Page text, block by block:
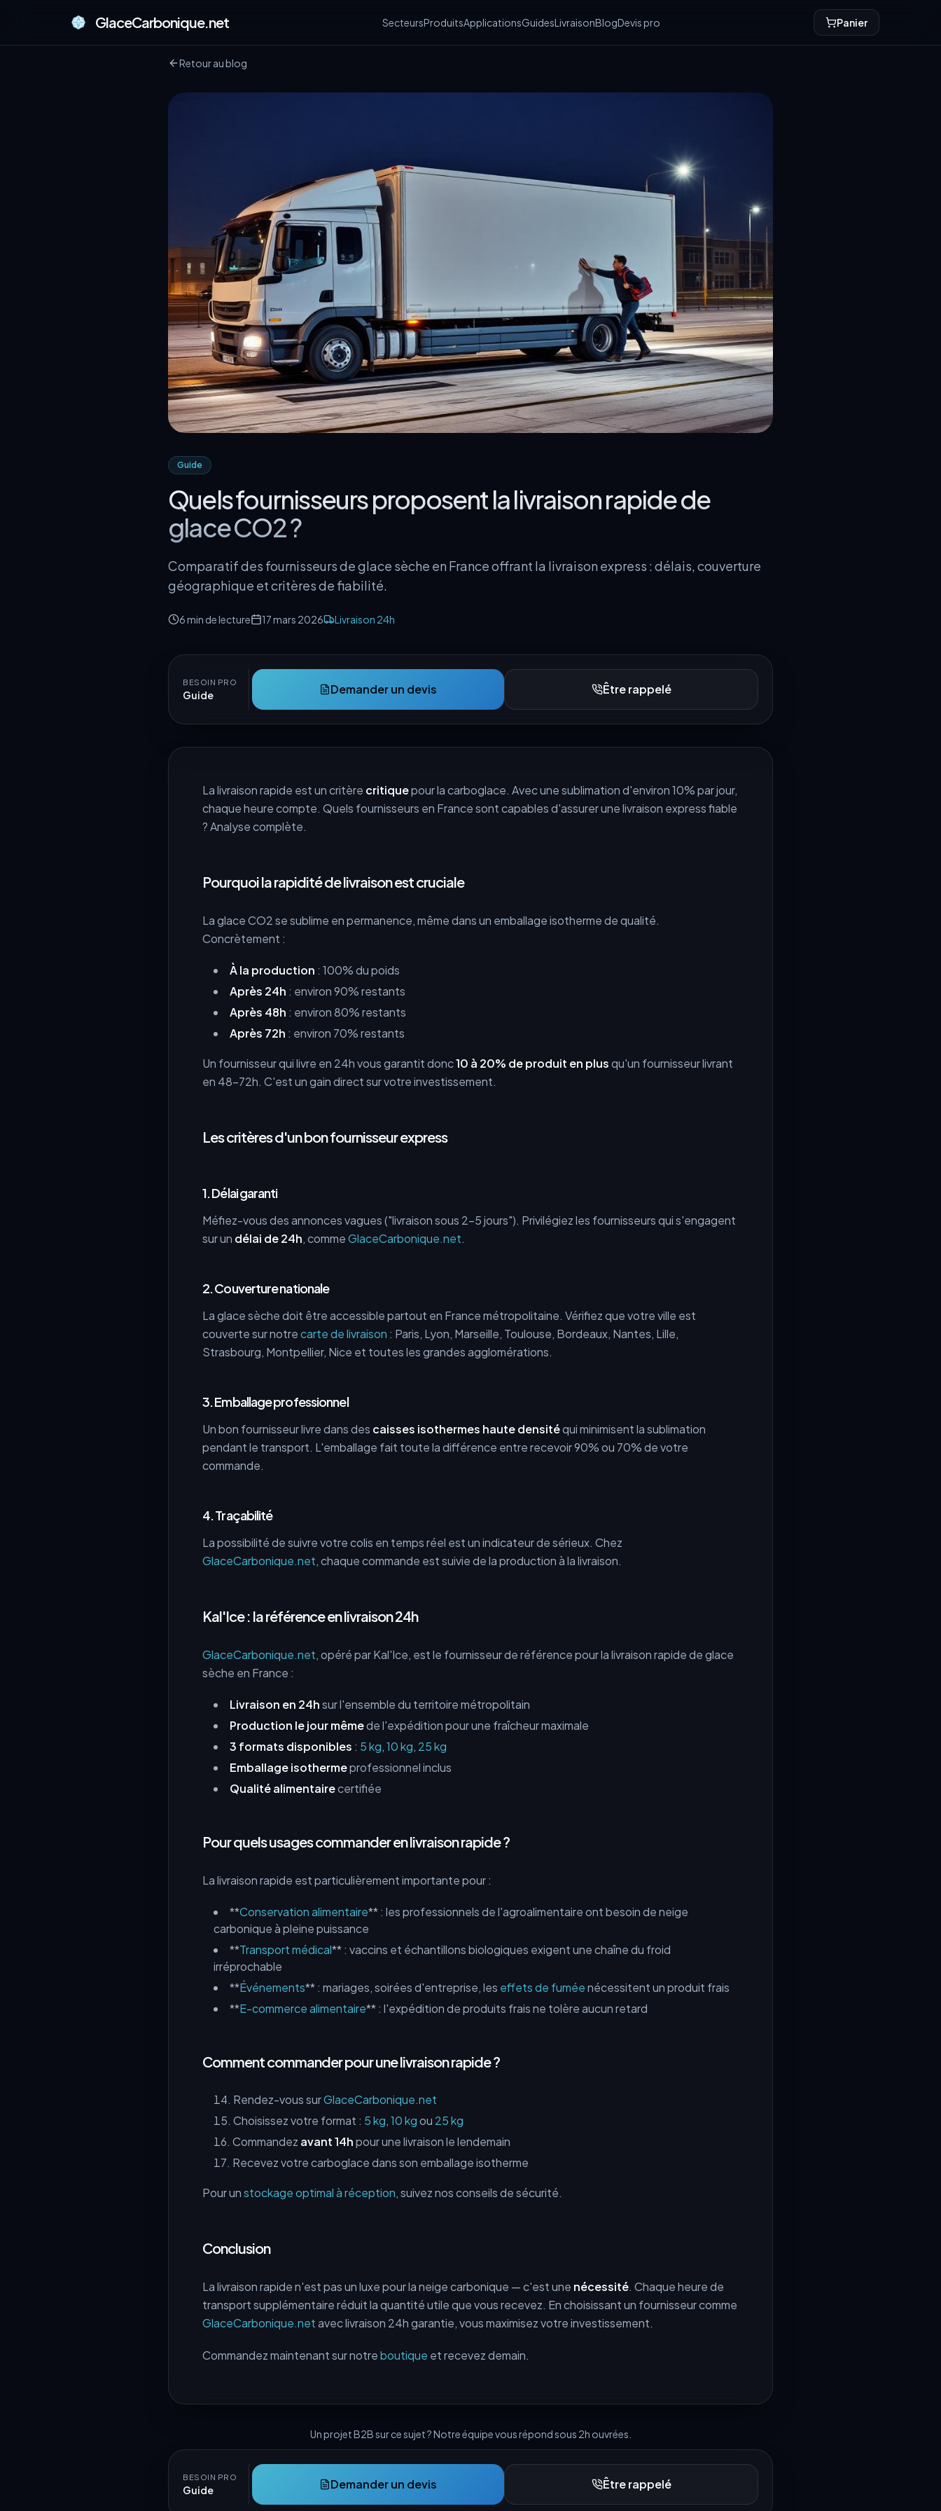
GlaceCarbonique.net SecteursProduitsApplicationsGuidesLivraisonBlogDevis pro Panier
Retour au blog
Guide
Quels fournisseurs proposent la livraison rapide de
glace CO2 ?
Comparatif des fournisseurs de glace sèche en France offrant la livraison express : délais, couverture
géographique et critères de fiabilité.
6 min de lecture 17 mars 2026 Livraison 24h
BESOIN PRO
Guide Demander un devis Être rappelé
La livraison rapide est un critère critiquepour la carboglace. Avec une sublimation d'environ 10% par jour,
chaque heure compte. Quels fournisseurs en France sont capables d'assurer une livraison express fiable
? Analyse complète.
Pourquoi la rapidité de livraison est cruciale
La glace CO2 se sublime en permanence, même dans un emballage isotherme de qualité.
Concrètement :
À la production : 100% du poids
Après 24h : environ 90% restants
Après 48h : environ 80% restants
Après 72h : environ 70% restants
Un fournisseur qui livre en 24h vous garantit donc10 à 20% de produit en plusqu'un fournisseur livrant
en 48-72h. C'est un gain direct sur votre investissement.
Les critères d'un bon fournisseur express
1. Délai garanti
Méfiez-vous des annonces vagues ("livraison sous 2-5 jours"). Privilégiez les fournisseurs qui s'engagent
sur un délai de 24h, commeGlaceCarbonique.net.
2. Couverture nationale
La glace sèche doit être accessible partout en France métropolitaine. Vérifiez que votre ville est
couverte sur notrecarte de livraison : Paris, Lyon, Marseille, Toulouse, Bordeaux, Nantes, Lille,
Strasbourg, Montpellier, Nice et toutes les grandes agglomérations.
3. Emballage professionnel
Un bon fournisseur livre dans des caisses isothermes haute densitéqui minimisent la sublimation
pendant le transport. L'emballage fait toute la différence entre recevoir 90% ou 70% de votre
commande.
4. Traçabilité
La possibilité de suivre votre colis en temps réel est un indicateur de sérieux. Chez
GlaceCarbonique.net, chaque commande est suivie de la production à la livraison.
Kal'Ice : la référence en livraison 24h
GlaceCarbonique.net, opéré par Kal'Ice, est le fournisseur de référence pour la livraison rapide de glace
sèche en France :
Livraison en 24hsur l'ensemble du territoire métropolitain
Production le jour mêmede l'expédition pour une fraîcheur maximale
3 formats disponibles : 5 kg,10 kg, 25 kg
Emballage isothermeprofessionnel inclus
Qualité alimentairecertifiée
Pour quels usages commander en livraison rapide ?
La livraison rapide est particulièrement importante pour :
**Conservation alimentaire** : les professionnels de l'agroalimentaire ont besoin de neige
carbonique à pleine puissance
**Transport médical** : vaccins et échantillons biologiques exigent une chaîne du froid
irréprochable
**Événements** : mariages, soirées d'entreprise, les effets de fuméenécessitent un produit frais
**E-commerce alimentaire** : l'expédition de produits frais ne tolère aucun retard
Comment commander pour une livraison rapide ?
Rendez-vous surGlaceCarbonique.net
Choisissez votre format : 5 kg,10 kgou 25 kg
Commandez avant 14hpour une livraison le lendemain
Recevez votre carboglace dans son emballage isotherme
Pour unstockage optimal à réception, suivez nos conseils de sécurité.
Conclusion
La livraison rapide n'est pas un luxe pour la neige carbonique — c'est une nécessité. Chaque heure de
transport supplémentaire réduit la quantité utile que vous recevez. En choisissant un fournisseur comme
GlaceCarbonique.netavec livraison 24h garantie, vous maximisez votre investissement.
Commandez maintenant sur notreboutique et recevez demain.
Un projet B2B sur ce sujet ? Notre équipe vous répond sous 2h ouvrées.
BESOIN PRO
Guide Demander un devis Être rappelé